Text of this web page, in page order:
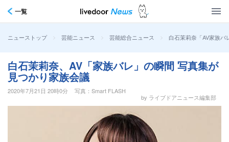
一覧
ニューストップ > 芸能ニュース > 芸能総合ニュース > 白石茉莉奈「AV家族
白石茉莉奈、AV「家族バレ」の瞬間 写真集が
見つかり家族会議
2020年7月21日 20時0分
写真：Smart FLASH
by ライブドアニュース編集部